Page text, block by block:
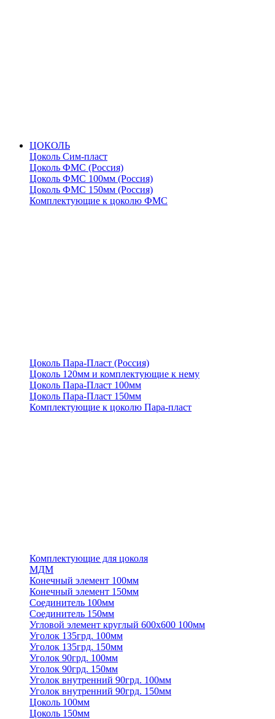
ЦОКОЛЬ
Цоколь Сим-пласт
Цоколь ФМС (Россия)
Цоколь ФМС 100мм (Россия)
Цоколь ФМС 150мм (Россия)
Комплектующие к цоколю ФМС
Цоколь Пара-Пласт (Россия)
Цоколь 120мм и комплектующие к нему
Цоколь Пара-Пласт 100мм
Цоколь Пара-Пласт 150мм
Комплектующие к цоколю Пара-пласт
Комплектующие для цоколя
МДМ
Конечный элемент 100мм
Конечный элемент 150мм
Соединитель 100мм
Соединитель 150мм
Угловой элемент круглый 600х600 100мм
Уголок 135грд. 100мм
Уголок 135грд. 150мм
Уголок 90грд. 100мм
Уголок 90грд. 150мм
Уголок внутренний 90грд. 100мм
Уголок внутренний 90грд. 150мм
Цоколь 100мм
Цоколь 150мм